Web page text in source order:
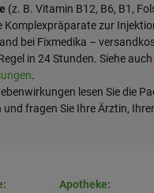
(z. B. Vitamin B12, B6, B1,
Komplexpräparate zur
bei Fixmedika –
in 24 Stunden. Siehe auch
.
lesen Sie die
fragen Sie Ihre Ärztin,
Apotheke: